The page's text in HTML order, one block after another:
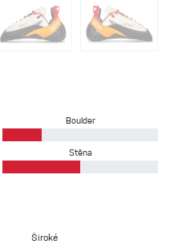
Boulder
Stěna
Široké